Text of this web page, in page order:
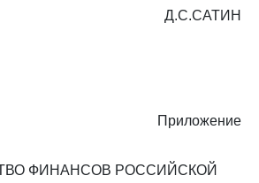
Д.С.САТИН
Приложение
ФИНАНСОВ РОССИЙСКОЙ